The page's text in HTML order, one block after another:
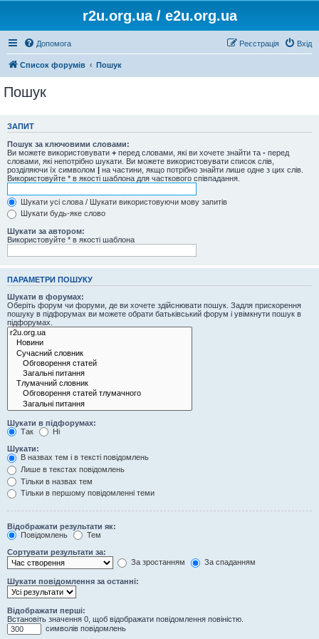
r2u.org.ua / e2u.org.ua
Допомога Вхід
Реєстрація
Список форумів Пошук
Пошук
ЗАПИТ
Пошук за ключовими словами:
Ви можете використовувати + перед словами, які ви хочете знайти та - перед
словами, які непотрібно шукати. Ви можете використовувати список слів,
розділяючи їх символом | на частини, якщо потрібно знайти лише одне з цих слів.
Використовуйте * в якості шаблона для часткового співпадання.
Шукати усі слова / Шукати використовуючи мову запитів
Шукати будь-яке слово
Шукати за автором:
Використовуйте * в якості шаблона
ПАРАМЕТРИ ПОШУКУ
Шукати в форумах:
Оберіть форум чи форуми, де ви хочете здійснювати пошук. Задля прискорення
пошуку в підфорумах ви можете обрати батьківський форум і увімкнути пошук в
підфорумах.
Шукати в підфорумах:
Так
Ні
Шукати:
В назвах тем і в тексті повідомлень
Лише в текстах повідомлень
Тільки в назвах тем
Тільки в першому повідомленні теми
Відображати результати як:
Повідомлень
Тем
Сортувати результати за:
За зростанням
За спаданням
Шукати повідомлення за останні:
Відображати перші:
Встановіть значення 0, щоб відображати повідомлення повіністю.
символів повідомлень